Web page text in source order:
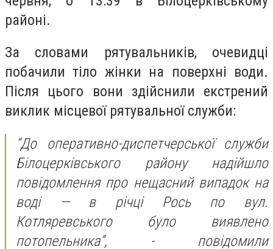
районі.
За словами рятувальників, очевидці
побачили тіло жінки на поверхні води.
Після цього вони здійснили екстрений
виклик місцевої рятувальної служби:
“До оперативно-диспетчерської служби
Білоцерківського району надійшло
повідомлення про нещасний випадок на
воді — в річці Рось по вул.
Котляревського було виявлено
потопельника”, - повідомили